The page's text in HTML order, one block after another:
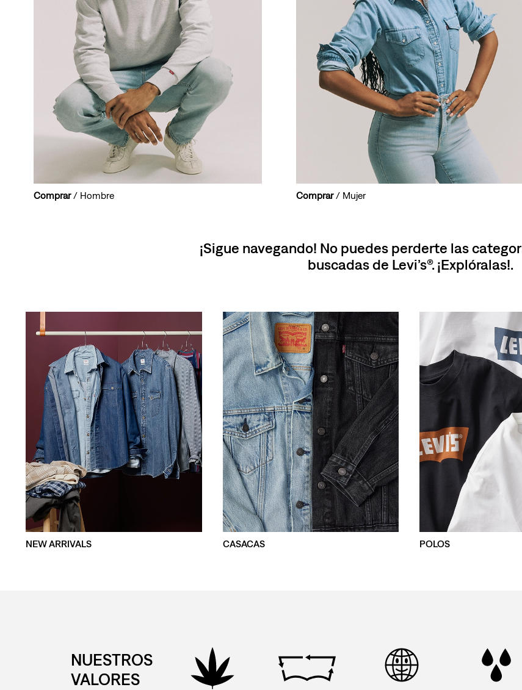
Comprar/ Hombre Comprar/ Mujer
¡Sigue navegando! No puedes perderte las
buscadas de Levi’s®. ¡Explóralas!.
NEW ARRIVALS CASACAS POLOS
NUESTROS
VALORES
501 mujer